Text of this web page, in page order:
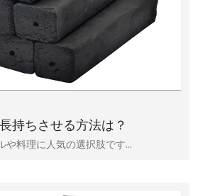
持ちさせる方法は？
や料理に人気の選択肢です…